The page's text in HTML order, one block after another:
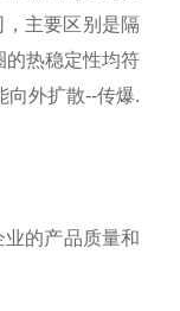
主要区别是隔
的热稳定性均符
向外扩散--传爆.
业的产品质量和